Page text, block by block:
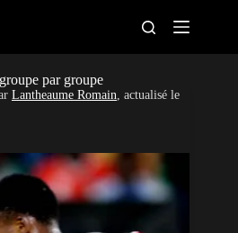
CAN féminine
Pays
Clubs
par groupe
Lantheaume Romain, actualisé le